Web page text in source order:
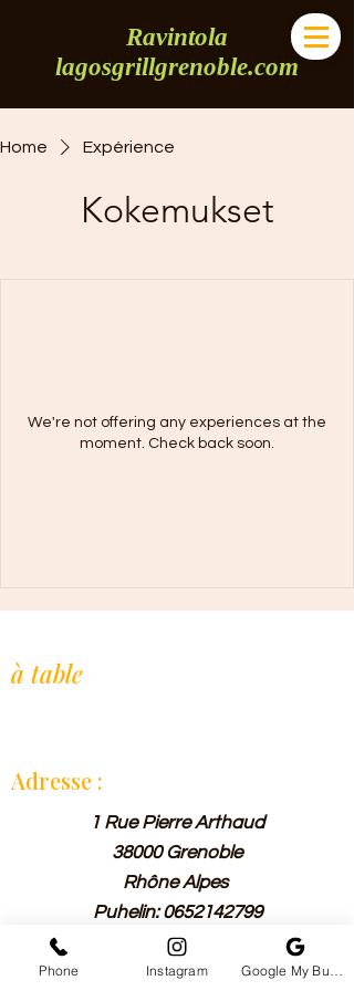
Ravintola
lagosgrillgrenoble.com
Home Expérience
Kokemukset
We're not offering any experiences at the
moment. Check back soon.
à table
Adresse :
1 Rue Pierre Arthaud
38000 Grenoble
Rhône Alpes
Puhelin:0652142799
Horraire :
Phone Instagram